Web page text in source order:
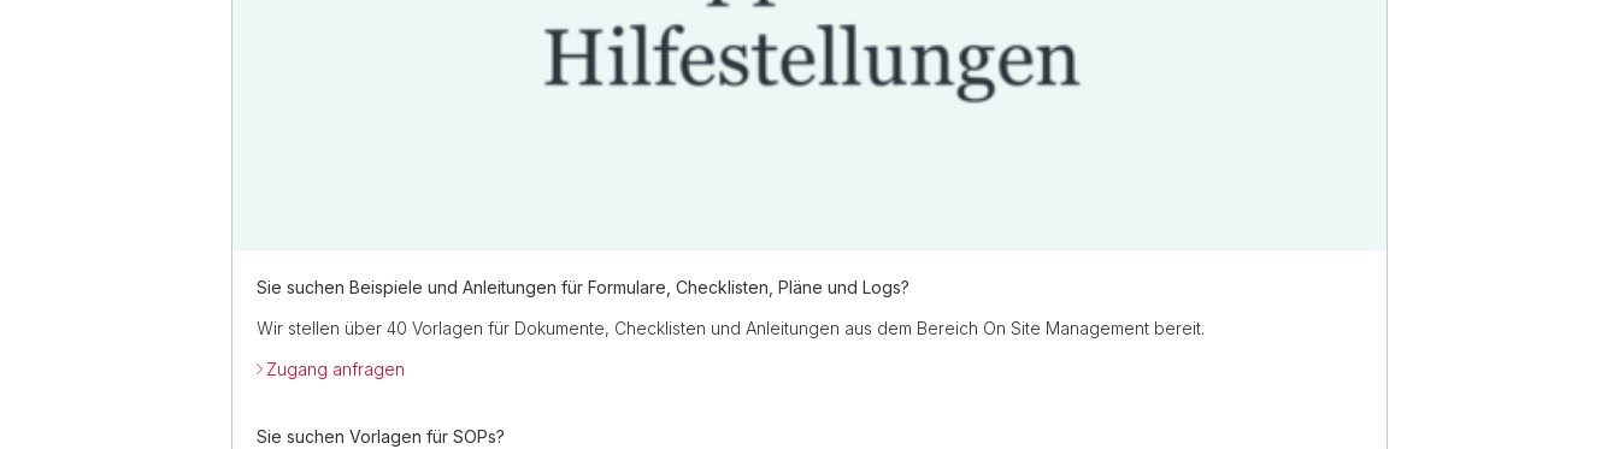
Sie suchen Beispiele und Anleitungen für Formulare, Checklisten, Pläne und Logs?
Wir stellen über 40 Vorlagen für Dokumente, Checklisten und Anleitungen aus dem Bereich On Site Management bereit.
Zugang anfragen
Sie suchen Vorlagen für SOPs?